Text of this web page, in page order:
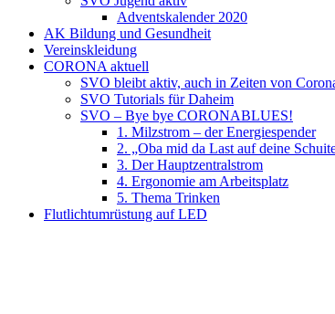
Adventskalender 2020
AK Bildung und Gesundheit
Vereinskleidung
CORONA aktuell
SVO bleibt aktiv, auch in Zeiten von
SVO Tutorials für Daheim
SVO – Bye bye CORONABLUES!
1. Milzstrom – der Energiespender
2. „Oba mid da Last auf deine
3. Der Hauptzentralstrom
4. Ergonomie am Arbeitsplatz
5. Thema Trinken
Flutlichtumrüstung auf LED